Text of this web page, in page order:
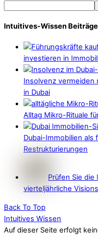
Intuitives-Wissen Beiträge
investieren in
Insolvenz vermeiden
in Dubai
Alltag Mikro-Rituale
Dubai-Immobilien als
Restrukturierungen
Prüfen Sie die
vierteljährliche
Back To Top
Intuitives Wissen
Auf dieser Seite erfolgt